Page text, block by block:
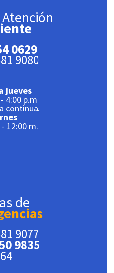
0629
9080
jueves
4:00 p.m.
continua.
12:00 m.
de
9077
9835